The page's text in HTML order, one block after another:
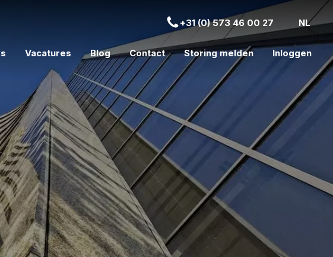
+31 (0) 573 46 00 27 NL
Vacatures Blog Contact Storing melden Inloggen